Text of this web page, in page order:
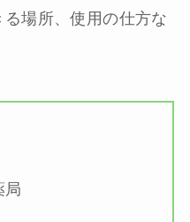
場所、使用の仕方な
局